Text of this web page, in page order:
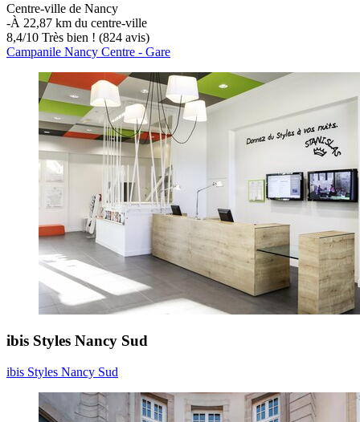
Centre-ville de Nancy
‐À 22,87 km du centre-ville
8,4/10 Très bien ! (824 avis)
Campanile Nancy Centre - Gare
ibis Styles Nancy Sud
ibis Styles Nancy Sud